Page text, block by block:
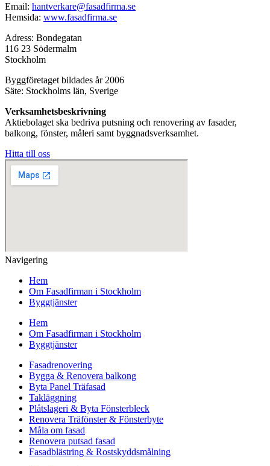
Email: hantverkare@fasadfirma.se
Hemsida: www.fasadfirma.se
Adress: Bondegatan
116 23 Södermalm
Stockholm
Byggföretaget bildades år 2006
Säte: Stockholms län, Sverige
Verksamhetsbeskrivning
Aktiebolaget ska bedriva putsning och renovering av fasader,
balkong, fönster, måleri samt byggnadsverksamhet.
Hitta till oss
Navigering
Hem
Om Fasadfirman i Stockholm
Byggtjänster
Hem
Om Fasadfirman i Stockholm
Byggtjänster
Fasadrenovering
Bygga & Renovera balkong
Byta Panel Träfasad
Takläggning
Plåtslageri & Byta Fönsterbleck
Renovera Träfönster & Fönsterbyte
Måla om fasad
Renovera putsad fasad
Fasadblästring & Rostskyddsmålning